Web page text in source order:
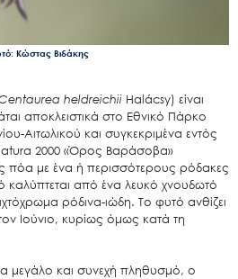
Κώστας Βιδάκης
heldreichii Halácsy) είναι
αποκλειστικά στο Εθνικό Πάρκο
Αιτωλικού και συγκεκριμένα εντός
2000 «Όρος Βαράσοβα»
πόα με ένα ή περισσότερους ρόδακες
από ένα λευκό χνουδωτό
ρόδινα-ιώδη. Το φυτό ανθίζει
Ιούνιο, κυρίως όμως κατά τη
μεγάλο και συνεχή πληθυσμό, ο